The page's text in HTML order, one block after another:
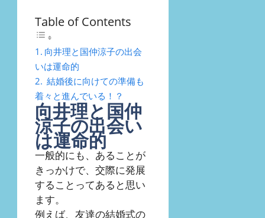
Table of Contents
向井理と国仲涼子の出会
いは運命的
結婚後に向けての準備も
着々と進んでいる！？
向井理と国仲
涼子の出会い
は運命的
一般的にも、あることが
きっかけで、交際に発展
することってあると思い
ます。
例えば、友達の結婚式の